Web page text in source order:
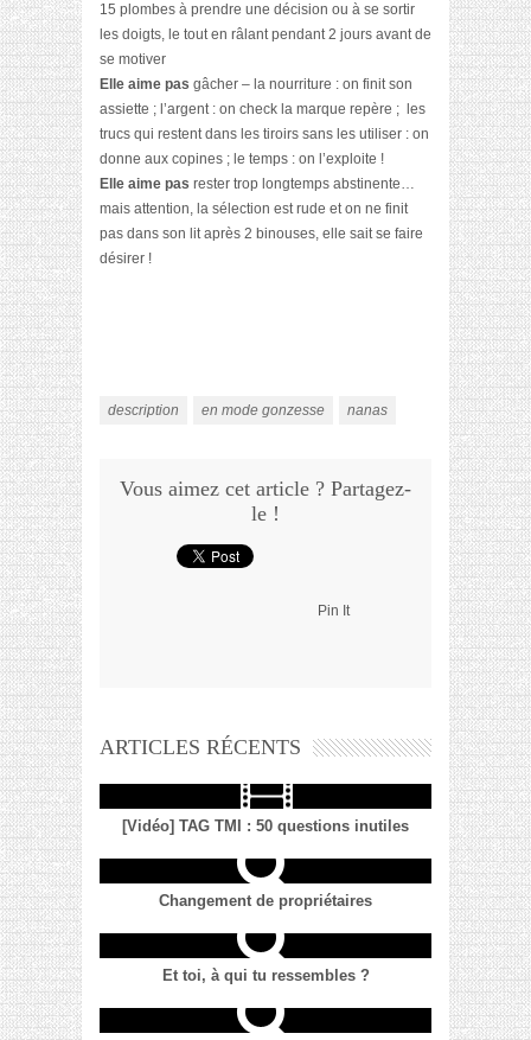
15 plombes à prendre une décision ou à se sortir
les doigts, le tout en râlant pendant 2 jours avant de
se motiver
Elle aime pas gâcher – la nourriture : on finit son
assiette ; l’argent : on check la marque repère ;
les
trucs qui restent dans les tiroirs sans les utiliser : on
donne aux copines ; le temps : on l’exploite !
Elle aime pas rester trop longtemps abstinente…
mais attention, la sélection est rude et on ne finit
pas dans son lit après 2 binouses, elle sait se faire
désirer !
description en mode gonzesse nanas
Vous aimez cet article ? Partagez-
le !
Pin It
ARTICLES RÉCENTS
[Vidéo] TAG TMI : 50 questions inutiles
Changement de propriétaires
Et toi, à qui tu ressembles ?